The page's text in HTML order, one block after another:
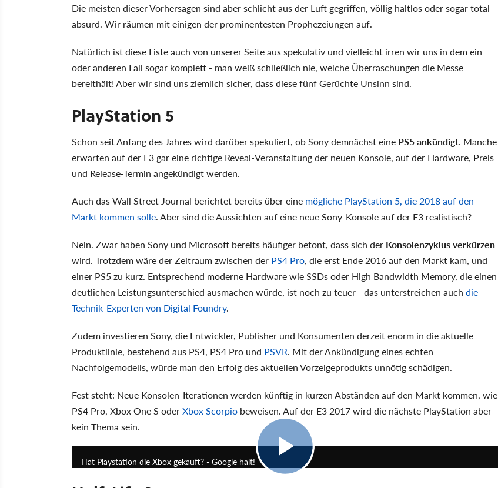
Die meisten dieser Vorhersagen sind aber schlicht aus der Luft gegriffen, völlig haltlos oder sogar total
absurd. Wir räumen mit einigen der prominentesten Prophezeiungen auf.
Natürlich ist diese Liste auch von unserer Seite aus spekulativ und vielleicht irren wir uns in dem ein
oder anderen Fall sogar komplett - man weiß schließlich nie, welche Überraschungen die Messe
bereithält! Aber wir sind uns ziemlich sicher, dass diese fünf Gerüchte Unsinn sind.
PlayStation 5
Schon seit Anfang des Jahres wird darüber spekuliert, ob Sony demnächst eine PS5 ankündigt. Manche
erwarten auf der E3 gar eine richtige Reveal-Veranstaltung der neuen Konsole, auf der Hardware, Preis
und Release-Termin angekündigt werden.
Auch das Wall Street Journal berichtet bereits über eine mögliche PlayStation 5, die 2018 auf den
Markt kommen solle. Aber sind die Aussichten auf eine neue Sony-Konsole auf der E3 realistisch?
Nein. Zwar haben Sony und Microsoft bereits häufiger betont, dass sich der Konsolenzyklus verkürzen
wird. Trotzdem wäre der Zeitraum zwischen der PS4 Pro, die erst Ende 2016 auf den Markt kam, und
einer PS5 zu kurz. Entsprechend moderne Hardware wie SSDs oder High Bandwidth Memory, die einen
deutlichen Leistungsunterschied ausmachen würde, ist noch zu teuer - das unterstreichen auch die
Technik-Experten von Digital Foundry.
Zudem investieren Sony, die Entwickler, Publisher und Konsumenten derzeit enorm in die aktuelle
Produktlinie, bestehend aus PS4, PS4 Pro und PSVR. Mit der Ankündigung eines echten
Nachfolgemodells, würde man den Erfolg des aktuellen Vorzeigeprodukts unnötig schädigen.
Fest steht: Neue Konsolen-Iterationen werden künftig in kurzen Abständen auf den Markt kommen, wie
PS4 Pro, Xbox One S oderXbox Scorpio beweisen. Auf der E3 2017 wird die nächste PlayStation aber
kein Thema sein.
Hat Playstation die Xbox gekauft? - Google halt!